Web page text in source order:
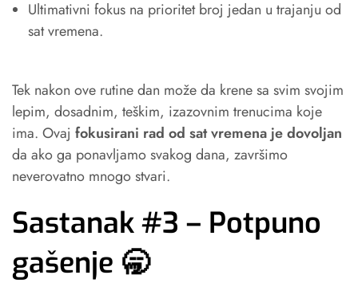
Ultimativni fokus na prioritet broj jedan u trajanju od
sat vremena.
Tek nakon ove rutine dan može da krene sa svim svojim
lepim, dosadnim, teškim, izazovnim trenucima koje
ima. Ovaj fokusirani rad od sat vremena je dovoljan
da ako ga ponavljamo svakog dana, završimo
neverovatno mnogo stvari.
Sastanak #3 – Potpuno
gašenje 🥱